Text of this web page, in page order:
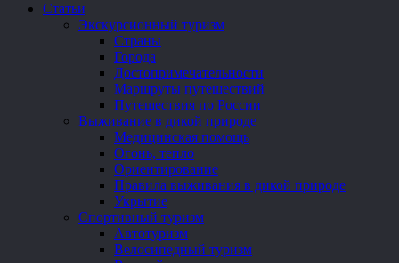
Статьи
Экскурсионный туризм
Страны
Города
Достопримечательности
Маршруты путешествий
Путешествия по России
Выживание в дикой природе
Медицинская помощь
Огонь, тепло
Ориентирование
Правила выживания в дикой природе
Укрытие
Спортивный туризм
Автотуризм
Велосипедный туризм